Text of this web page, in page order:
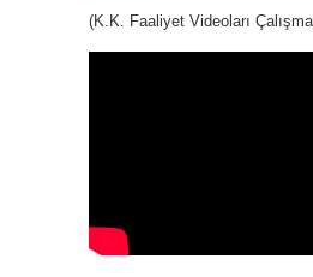
(K.K. Faaliyet Videoları